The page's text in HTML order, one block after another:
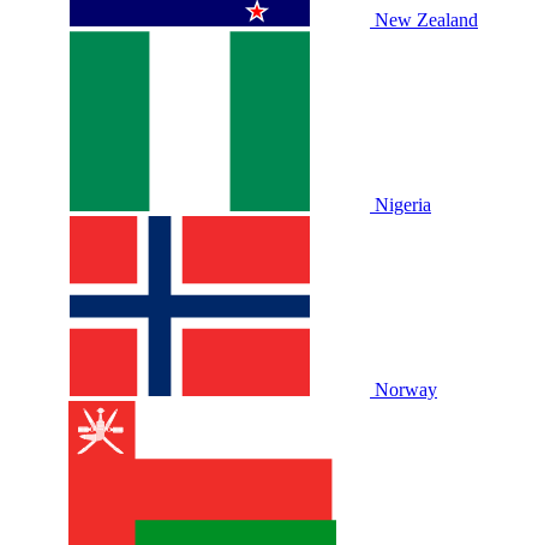
New Zealand
Nigeria
Norway